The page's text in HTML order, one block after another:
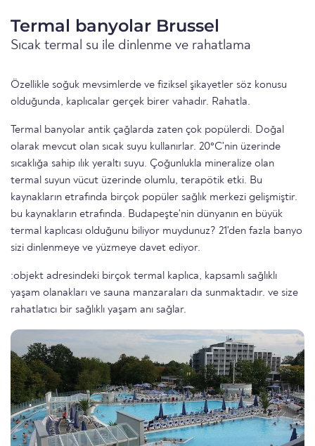
Termal banyolar Brussel
Sıcak termal su ile dinlenme ve rahatlama
Özellikle soğuk mevsimlerde ve fiziksel şikayetler söz konusu
olduğunda, kaplıcalar gerçek birer vahadır. Rahatla.
Termal banyolar antik çağlarda zaten çok popülerdi. Doğal
olarak mevcut olan sıcak suyu kullanırlar. 20°C'nin üzerinde
sıcaklığa sahip ılık yeraltı suyu. Çoğunlukla mineralize olan
termal suyun vücut üzerinde olumlu, terapötik etki. Bu
kaynakların etrafında birçok popüler sağlık merkezi gelişmiştir.
bu kaynakların etrafında. Budapeşte'nin dünyanın en büyük
termal kaplıcası olduğunu biliyor muydunuz? 21'den fazla banyo
sizi dinlenmeye ve yüzmeye davet ediyor.
:objekt adresindeki birçok termal kaplıca, kapsamlı sağlıklı
yaşam olanakları ve sauna manzaraları da sunmaktadır. ve size
rahatlatıcı bir sağlıklı yaşam anı sağlar.